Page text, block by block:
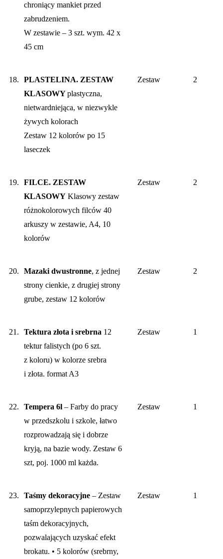
chroniący mankiet przed
zabrudzeniem.
W zestawie – 3 szt. wym. 42 x
45 cm
18.
PLASTELINA. ZESTAW
KLASOWYplastyczna,
nietwardniejąca, w niezwykle
żywych kolorach
Zestaw 12 kolorów po 15
laseczek
Zestaw 2
19.
FILCE. ZESTAW
KLASOWY Klasowy zestaw
różnokolorowych filców 40
arkuszy w zestawie, A4, 10
kolorów
Zestaw 2
20. Mazaki dwustronne, z jednej
strony cienkie, z drugiej strony
grube, zestaw 12 kolorów
Zestaw 2
21. Tektura złota i srebrna 12
tektur falistych (po 6 szt.
z koloru) w kolorze srebra
i złota. format A3
Zestaw 1
22. Tempera 6l – Farby do pracy
w przedszkolu i szkole, łatwo
rozprowadzają się i dobrze
kryją, na bazie wody. Zestaw 6
szt, poj. 1000 ml każda.
Zestaw 1
23. Taśmy dekoracyjne – Zestaw
samoprzylepnych papierowych
taśm dekoracyjnych,
pozwalających uzyskać efekt
brokatu. • 5 kolorów (srebrny,
Zestaw 1